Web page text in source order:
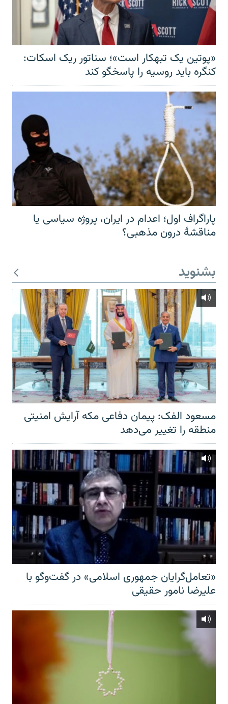
«پوتین یک تبهکار است»؛ سناتور ریک اسکات:
کنگره باید روسیه را پاسخگو کند
پاراگراف اول؛ اعدام در ایران، پروژه سیاسی یا
مناقشهٔ درون مذهبی؟
بشنوید
مسعود الفک: پیمان دفاعی مکه آرایش امنیتی
منطقه را تغییر می‌دهد
«تعامل‌گرایان جمهوری اسلامی» در گفت‌وگو با
علیرضا نامور حقیقی